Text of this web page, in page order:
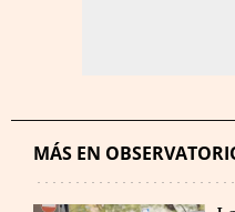
MÁS EN